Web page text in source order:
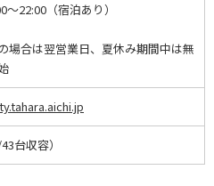
～22:00（宿泊あり）
場合は翌営業日、夏休み期間中は無
台収容）